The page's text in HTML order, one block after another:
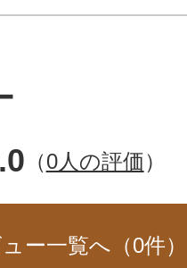
（0人の評価）
ー一覧へ（0件）